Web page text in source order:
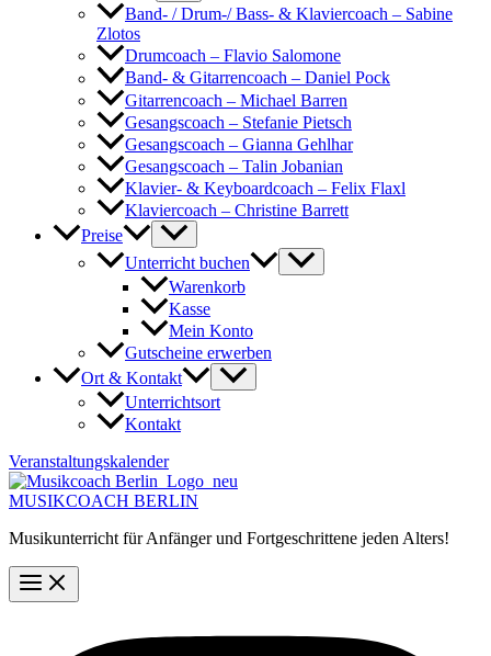
Band- / Drum-/ Bass- & Klaviercoach – Sabine
Zlotos
Drumcoach – Flavio Salomone
Band- & Gitarrencoach – Daniel Pock
Gitarrencoach – Michael Barren
Gesangscoach – Stefanie Pietsch
Gesangscoach – Gianna Gehlhar
Gesangscoach – Talin Jobanian
Klavier- & Keyboardcoach – Felix Flaxl
Klaviercoach – Christine Barrett
Preise
Unterricht buchen
Warenkorb
Kasse
Mein Konto
Gutscheine erwerben
Ort & Kontakt
Unterrichtsort
Kontakt
Veranstaltungskalender
MUSIKCOACH BERLIN
Musikunterricht für Anfänger und Fortgeschrittene jeden Alters!